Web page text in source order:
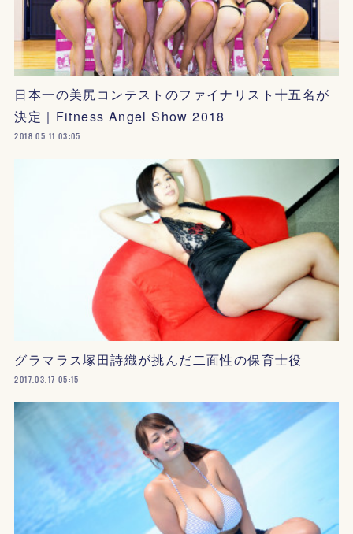
日本一の美尻コンテストのファイナリスト十五名が
決定｜Fitness Angel Show 2018
2018.05.11 03:05
グラマラス塚田詩織が挑んだ二面性の保育士役
2017.03.17 05:15